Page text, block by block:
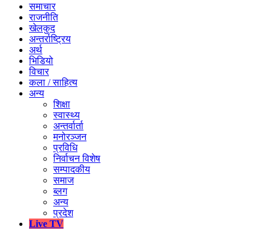
समाचार
राजनीति
खेलकुद
अन्तर्राष्ट्रिय
अर्थ
भिडियो
विचार
कला / साहित्य
अन्य
शिक्षा
स्वास्थ्य
अन्तर्वार्ता
मनोरञ्जन
प्रविधि
निर्वाचन विशेष
सम्पादकीय
समाज
ब्लग
अन्य
प्रदेश
Live TV